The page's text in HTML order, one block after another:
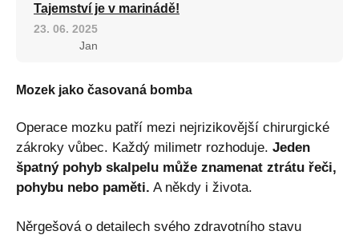
Tajemství je v marinádě!
23. 06. 2025
Jan
Mozek jako časovaná bomba
Operace mozku patří mezi nejrizikovější chirurgické
zákroky vůbec. Každý milimetr rozhoduje. Jeden
špatný pohyb skalpelu může znamenat ztrátu řeči,
pohybu nebo paměti. A někdy i života.
Něrgešová o detailech svého zdravotního stavu